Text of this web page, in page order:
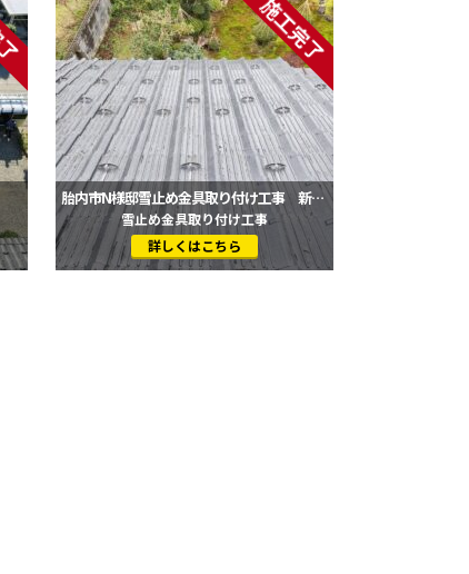
胎内市N様邸雪止め金具取り付け工事 新発田市・村上市・胎内市地域の屋根リフォーム専門店
雪止め金具取り付け工事
詳しくはこちら